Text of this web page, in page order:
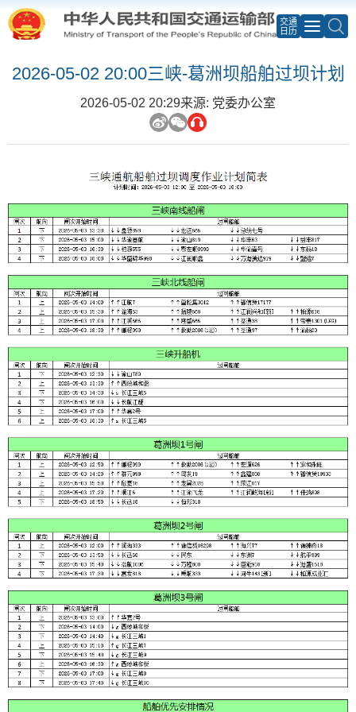
交通
日历
2026-05-02 20:00三峡-葛洲坝船舶过坝计划
2026-05-02 20:29来源: 党委办公室